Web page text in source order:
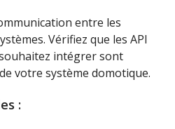
entre les
Vérifiez que les API
intégrer sont
votre système domotique.
: